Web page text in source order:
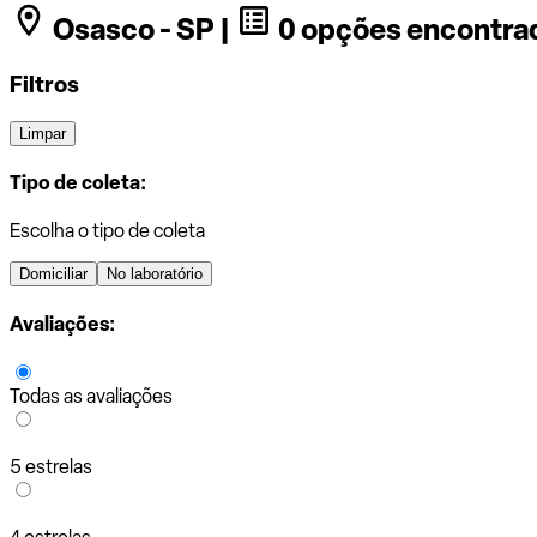
Osasco - SP | 0 opções
Filtros
Limpar
Tipo de coleta:
Escolha o tipo de coleta
Domiciliar No laboratório
Avaliações:
Todas as avaliações
5 estrelas